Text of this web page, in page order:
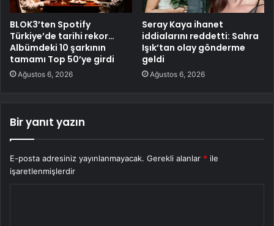
BLOK3’ten Spotify
Türkiye’de tarihi rekor…
Albümdeki 10 şarkının
tamamı Top 50’ye girdi
Ağustos 6, 2026
Seray Kaya ihanet
iddialarını reddetti: Sahra
Işık’tan olay gönderme
geldi
Ağustos 6, 2026
Bir yanıt yazın
E-posta adresiniz yayınlanmayacak. Gerekli alanlar * ile
işaretlenmişlerdir